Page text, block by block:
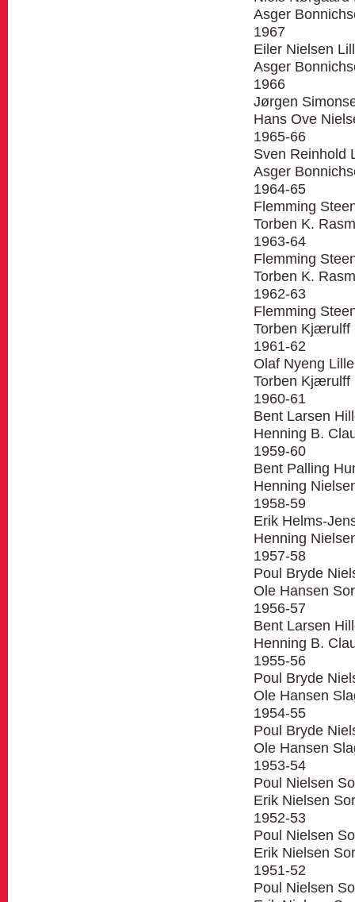
Asger
1967
Eiler Nielsen
Asger
1966
Jørgen
Hans Ove
1965-66
Sven Reinhold
Asger
1964-65
Flemming
Torben K.
1963-64
Flemming
Torben K.
1962-63
Flemming
Torben Kjærulff
1961-62
Olaf Nyeng
Torben Kjærulff
1960-61
Bent Larsen
Henning B.
1959-60
Bent Palling
Henning
1958-59
Erik Helms-
Henning
1957-58
Poul Bryde
Ole Hansen
1956-57
Bent Larsen
Henning B.
1955-56
Poul Bryde
Ole Hansen
1954-55
Poul Bryde
Ole Hansen
1953-54
Poul Nielsen
Erik Nielsen
1952-53
Poul Nielsen
Erik Nielsen
1951-52
Poul Nielsen